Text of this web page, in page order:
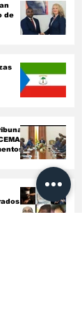
de
en